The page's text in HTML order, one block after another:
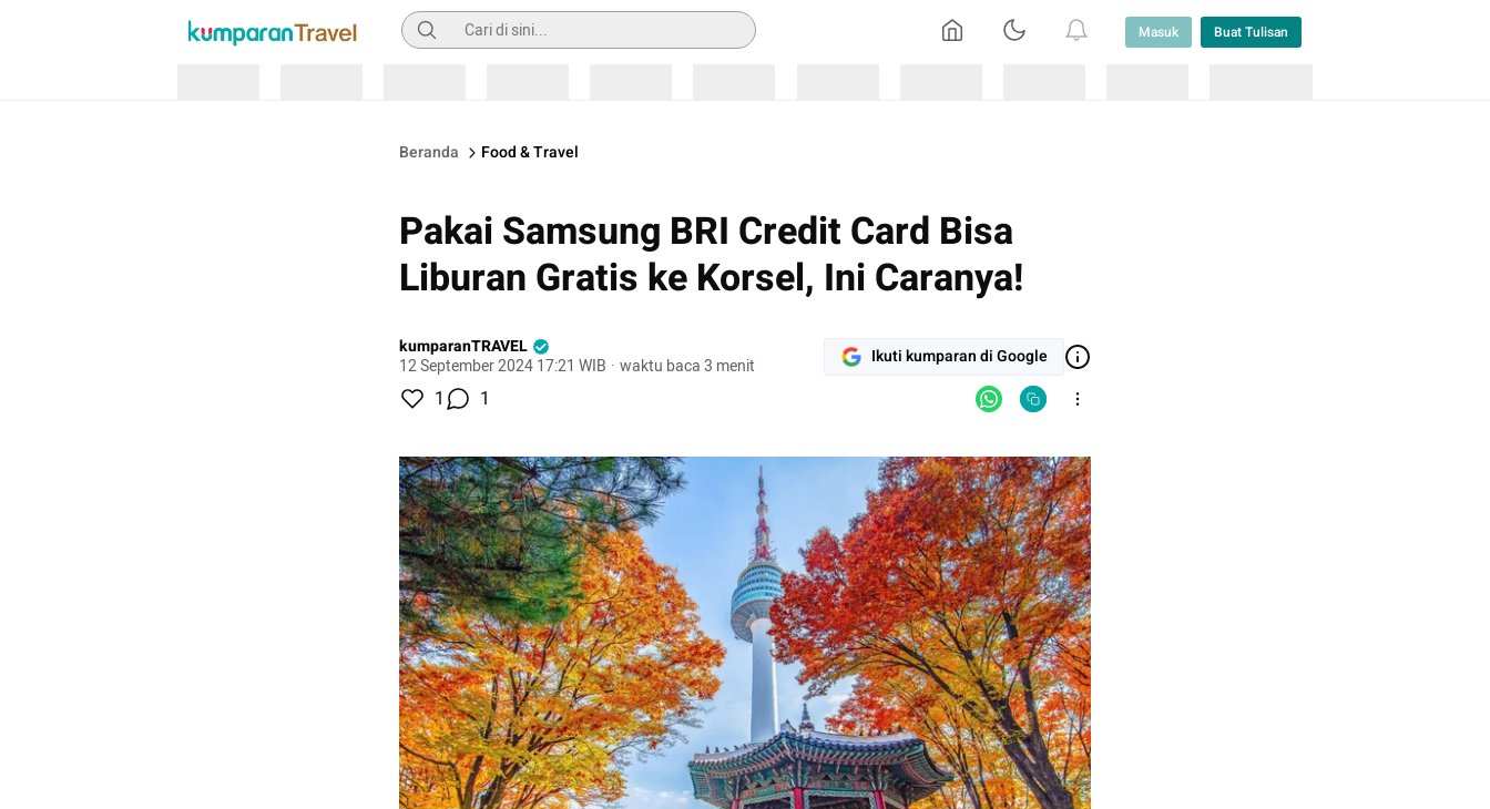
Pencarian Masuk Buat Tulisan
Beranda Food & Travel
Pakai Samsung BRI Credit Card Bisa
Liburan Gratis ke Korsel, Ini Caranya!
kumparanTRAVEL
12 September 2024 17:21 WIB · waktu baca 3 menit Ikuti kumparan di Google
1 1